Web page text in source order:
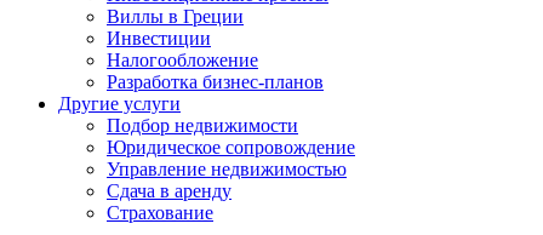
Виллы в Греции
Инвестиции
Налогообложение
Разработка бизнес-планов
Другие услуги
Подбор недвижимости
Юридическое сопровождение
Управление недвижимостью
Сдача в аренду
Страхование